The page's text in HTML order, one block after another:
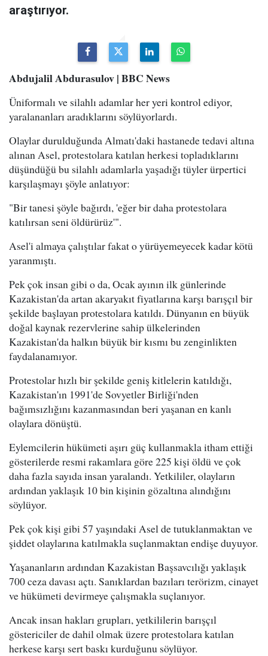
araştırıyor.
Abdujalil Abdurasulov | BBC News
Üniformalı ve silahlı adamlar her yeri kontrol ediyor,
yaralananları aradıklarını söylüyorlardı.
Olaylar durulduğunda Almatı'daki hastanede tedavi altına
alınan Asel, protestolara katılan herkesi topladıklarını
düşündüğü bu silahlı adamlarla yaşadığı tüyler ürpertici
karşılaşmayı şöyle anlatıyor:
"Bir tanesi şöyle bağırdı, 'eğer bir daha protestolara
katılırsan seni öldürürüz'".
Asel'i almaya çalıştılar fakat o yürüyemeyecek kadar kötü
yaranmıştı.
Pek çok insan gibi o da, Ocak ayının ilk günlerinde
Kazakistan'da artan akaryakıt fiyatlarına karşı barışçıl bir
şekilde başlayan protestolara katıldı. Dünyanın en büyük
doğal kaynak rezervlerine sahip ülkelerinden
Kazakistan'da halkın büyük bir kısmı bu zenginlikten
faydalanamıyor.
Protestolar hızlı bir şekilde geniş kitlelerin katıldığı,
Kazakistan'ın 1991'de Sovyetler Birliği'nden
bağımsızlığını kazanmasından beri yaşanan en kanlı
olaylara dönüştü.
Eylemcilerin hükümeti aşırı güç kullanmakla itham ettiği
gösterilerde resmi rakamlara göre 225 kişi öldü ve çok
daha fazla sayıda insan yaralandı. Yetkililer, olayların
ardından yaklaşık 10 bin kişinin gözaltına alındığını
söylüyor.
Pek çok kişi gibi 57 yaşındaki Asel de tutuklanmaktan ve
şiddet olaylarına katılmakla suçlanmaktan endişe duyuyor.
Yaşananların ardından Kazakistan Başsavcılığı yaklaşık
700 ceza davası açtı. Sanıklardan bazıları terörizm, cinayet
ve hükümeti devirmeye çalışmakla suçlanıyor.
Ancak insan hakları grupları, yetkililerin barışçıl
göstericiler de dahil olmak üzere protestolara katılan
herkese karşı sert baskı kurduğunu söylüyor.